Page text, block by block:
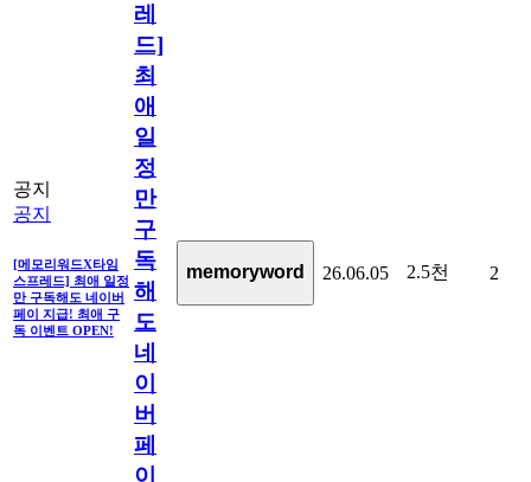
공지
공지
[메모리워드X타임
스프레드] 최애 일정
만 구독해도 네이버
페이 지급! 최애 구
독 이벤트 OPEN!
레
드]
최
애
일
정
만
구
독
해
도
네
이
버
페
이
memoryword 26.06.05 2.5천 2